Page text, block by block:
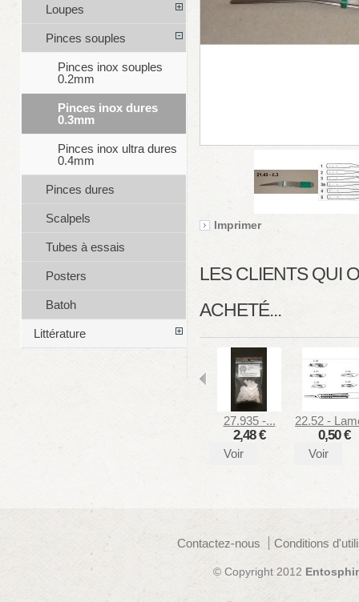
Imprimer
LES CLIENTS QUI
ACHETÉ...
27.935 -...
2,48 €
Voir
22.52 -
0,50 €
Voir
Loupes
Pinces souples
Pinces inox souples
0.2mm
Pinces inox dures
0.3mm
Pinces inox ultra dures
0.4mm
Pinces dures
Scalpels
Tubes à essais
Posters
Batoh
Littérature
Contactez-nous Conditions
© Copyright 2012